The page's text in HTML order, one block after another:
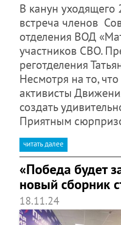
В канун уходящего
встреча членов
отделения ВОД
участников СВО.
реготделения
Несмотря на то,
активисты
создать
Приятным
читать далее
«Победа будет
новый сборник
18.11.24